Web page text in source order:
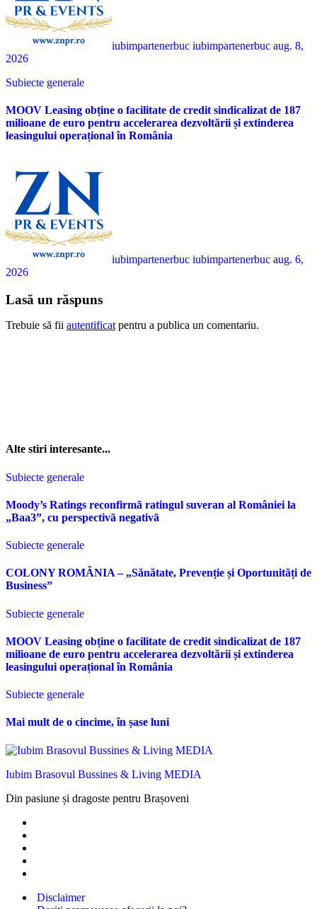
iubimpartenerbuc iubimpartenerbuc aug. 8,
2026
Subiecte generale
MOOV Leasing obține o facilitate de credit sindicalizat de 187
milioane de euro pentru accelerarea dezvoltării și extinderea
leasingului operațional în România
iubimpartenerbuc iubimpartenerbuc aug. 6,
2026
Lasă un răspuns
Trebuie să fii autentificat pentru a publica un comentariu.
Alte stiri interesante...
Subiecte generale
Moody’s Ratings reconfirmã ratingul suveran al României la
„Baa3”, cu perspectivã negativã
Subiecte generale
COLONY ROMÂNIA – „Sănătate, Prevenție și Oportunități de
Business”
Subiecte generale
MOOV Leasing obține o facilitate de credit sindicalizat de 187
milioane de euro pentru accelerarea dezvoltării și extinderea
leasingului operațional în România
Subiecte generale
Mai mult de o cincime, în șase luni
Iubim Brasovul Bussines & Living MEDIA
Din pasiune și dragoste pentru Brașoveni
Disclaimer